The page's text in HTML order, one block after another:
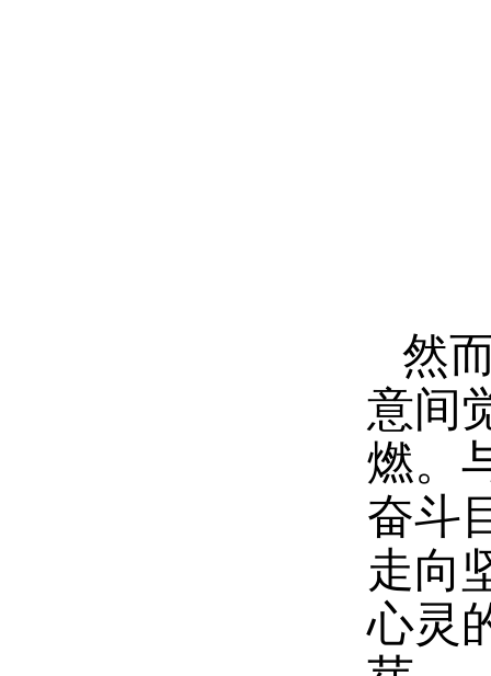
然
意间
燃。
奋斗
走向
心灵